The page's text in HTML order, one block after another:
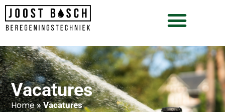
Vacatures
Home»Vacatures